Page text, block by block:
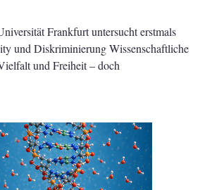
Frankfurt untersucht erstmals
und Diskriminierung Wissenschaftliche
und Freiheit – doch